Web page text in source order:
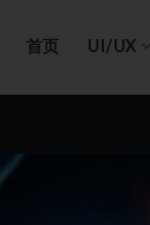
首页 UI/UX